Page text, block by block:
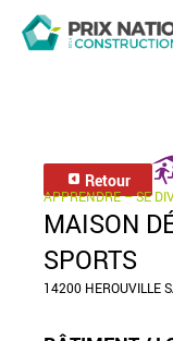
Retour
APPRENDRE – SE
MAISON
SPORTS
14200 HEROUVILLE